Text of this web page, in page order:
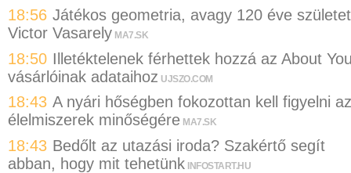
18:56 Játékos geometria, avagy 120 éve
Victor Vasarely MA7.SK
18:50 Illetéktelenek férhettek hozzá az About
vásárlóinak adataihoz UJSZO.COM
18:43 A nyári hőségben fokozottan kell figyelni az
élelmiszerek minőségére MA7.SK
18:43 Bedőlt az utazási iroda? Szakértő segít
abban, hogy mit tehetünk INFOSTART.HU